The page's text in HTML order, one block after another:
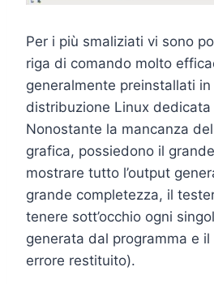
Per i più smaliziati vi sono
riga di comando molto
generalmente preinstallati in
distribuzione Linux dedicata
Nonostante la mancanza
grafica, possiedono il
mostrare tutto l’output
grande completezza, il
tenere sott’occhio ogni
generata dal programma e
errore restituito).